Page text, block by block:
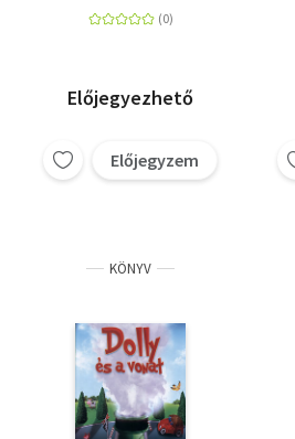
Előjegyezhető
Előjegyzem
KÖNYV